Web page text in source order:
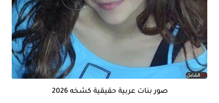
صور بنات عربية حقيقية كشخه 2026